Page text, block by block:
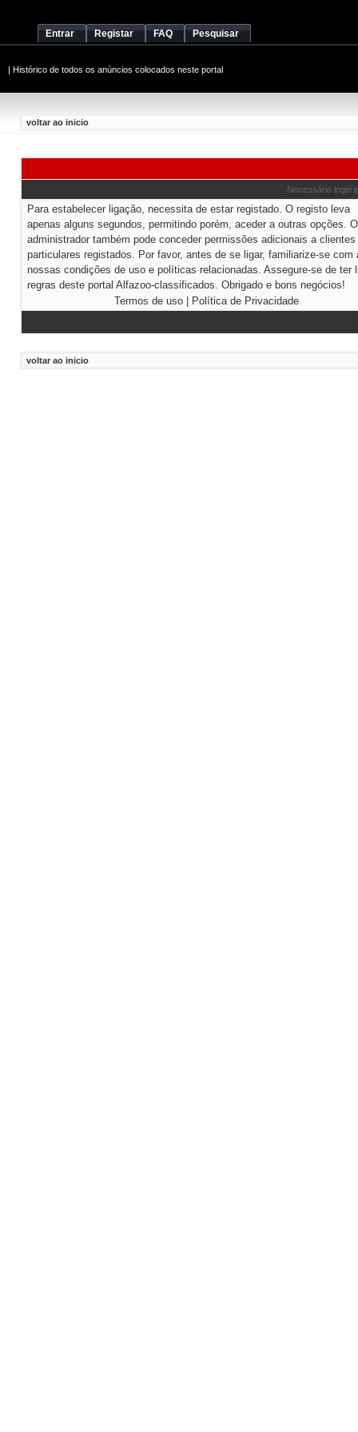
Entrar Registar FAQ Pesquisar
| Histórico de todos os anúncios colocados neste portal
voltar ao inicio
Necessário login
Para estabelecer ligação, necessita de estar registado. O registo leva
apenas alguns segundos, permitindo porém, aceder a outras opções. O
administrador também pode conceder permissões adicionais a clientes
particulares registados. Por favor, antes de se ligar, familiarize-se com
nossas condições de uso e políticas relacionadas. Assegure-se de ter
regras deste portal Alfazoo-classificados. Obrigado e bons negócios!
Termos de uso| Política de Privacidade
voltar ao inicio